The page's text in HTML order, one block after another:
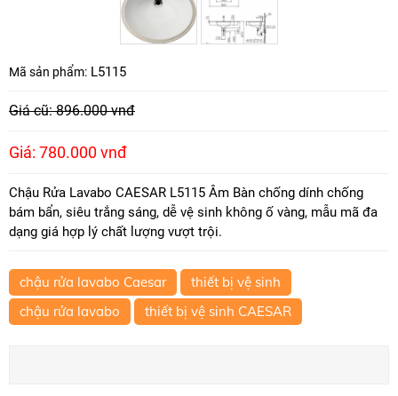
Mã sản phẩm: L5115
Giá cũ: 896.000 vnđ
Giá: 780.000 vnđ
Chậu Rửa Lavabo CAESAR L5115 Âm Bàn chống dính chống
bám bẩn, siêu trắng sáng, dễ vệ sinh không ố vàng, mẫu mã đa
dạng giá hợp lý chất lượng vượt trội.
chậu rửa lavabo Caesar
thiết bị vệ sinh
chậu rửa lavabo
thiết bị vệ sinh CAESAR